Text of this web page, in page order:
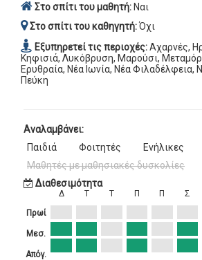
Στο σπίτι του μαθητή: Ναι
Στο σπίτι του καθηγητή:Όχι
Εξυπηρετεί τις περιοχές:Αχαρνές,
Κηφισιά, Λυκόβρυση, Μαρούσι,
Ερυθραία, Νέα Ιωνία, Νέα Φιλαδέλφεια,
Πεύκη
Αναλαμβάνει:
Παιδιά
Φοιτητές
Ενήλικες
Μαθητές με μαθησιακές δυσκολίες
Διαθεσιμότητα
Πρωί
Μεσ.
Απόγ.
Δ Τ Τ Π Π Σ